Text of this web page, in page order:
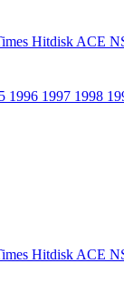
Hitdisk ACE
1996 1997 1998
Hitdisk ACE